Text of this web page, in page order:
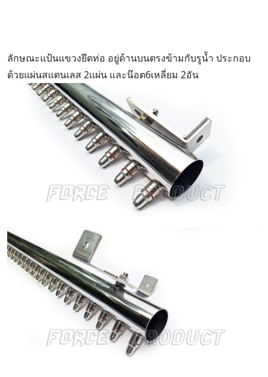
ลักษณะแป้นแขวงยึดท่อ อยู่ด้านบนตรงข้ามกับรูน้ำ ประกอบ
ด้วยแผ่นสแตนเลส 2แผ่น และน๊อต6เหลี่ยม 2อัน